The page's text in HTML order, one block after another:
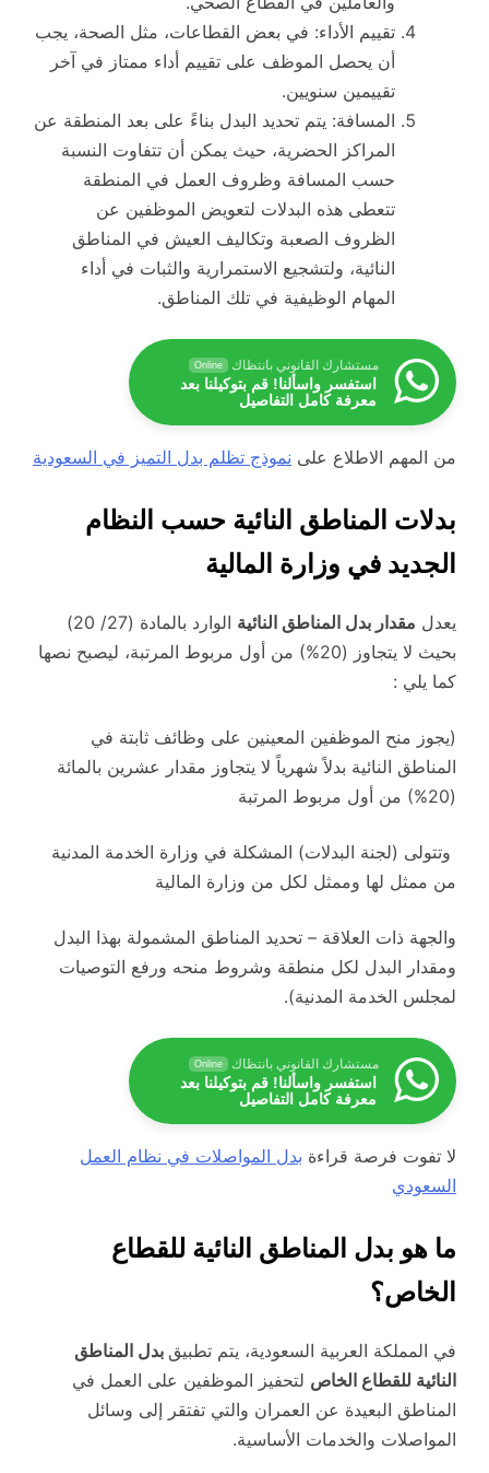
تقييم الأداء: في بعض القطاعات، مثل الصحة، يجب
أن يحصل الموظف على تقييم أداء ممتاز في آخر
تقييمين سنويين.
المسافة: يتم تحديد البدل بناءً على بعد المنطقة عن
المراكز الحضرية، حيث يمكن أن تتفاوت النسبة
حسب المسافة وظروف العمل في المنطقة
تتعطى هذه البدلات لتعويض الموظفين عن
الظروف الصعبة وتكاليف العيش في المناطق
النائية، ولتشجيع الاستمرارية والثبات في أداء
المهام الوظيفية في تلك المناطق.
مستشارك القانوني بانتظاك Online
استفسر واسألنا! قم بتوكيلنا بعد
معرفة كامل التفاصيل
من المهم الاطلاع على نموذج تظلم بدل التميز في السعودية
بدلات المناطق النائية حسب النظام
الجديد في وزارة المالية
يعدل مقدار بدل المناطق النائية
الوارد بالمادة (27/ 20)
بحيث لا يتجاوز (20%) من أول مربوط المرتبة، ليصبح نصها
كما يلي :
(يجوز منح الموظفين المعينين على وظائف ثابتة في
المناطق النائية بدلاً شهرياً لا يتجاوز مقدار عشرين بالمائة
(20%) من أول مربوط المرتبة
وتتولى (لجنة البدلات) المشكلة في وزارة الخدمة المدنية
من ممثل لها وممثل لكل من وزارة المالية
والجهة ذات العلاقة – تحديد المناطق المشمولة بهذا البدل
ومقدار البدل لكل منطقة وشروط منحه ورفع التوصيات
لمجلس الخدمة المدنية).
مستشارك القانوني بانتظاك Online
استفسر واسألنا! قم بتوكيلنا بعد
معرفة كامل التفاصيل
لا تفوت فرصة قراءة بدل المواصلات في نظام العمل
السعودي
ما هو بدل المناطق النائية للقطاع
الخاص؟
في المملكة العربية السعودية، يتم تطبيق بدل المناطق
النائية للقطاع الخاص لتحفيز الموظفين على العمل في
المناطق البعيدة عن العمران والتي تفتقر إلى وسائل
المواصلات والخدمات الأساسية.